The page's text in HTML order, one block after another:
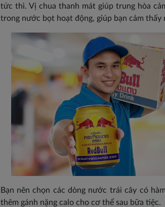
tức thì. Vị chua thanh mát giúp trung hòa
trong nước bọt hoạt động, giúp bạn cảm thấy
Bạn nên chọn các dòng nước trái cây có
thêm gánh nặng calo cho cơ thể sau bữa tiệc.